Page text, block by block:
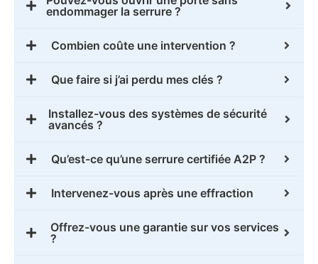
endommager la serrure ?
Combien coûte une intervention ?
Que faire si j’ai perdu mes clés ?
Installez-vous des systèmes de sécurité
avancés ?
Qu’est-ce qu’une serrure certifiée A2P ?
Intervenez-vous après une effraction
Offrez-vous une garantie sur vos services
?